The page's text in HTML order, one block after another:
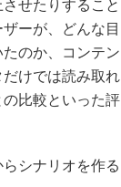
せたりすること
ーが、どんな目
のか、コンテン
けでは読み取れ
比較といった評
シナリオを作る